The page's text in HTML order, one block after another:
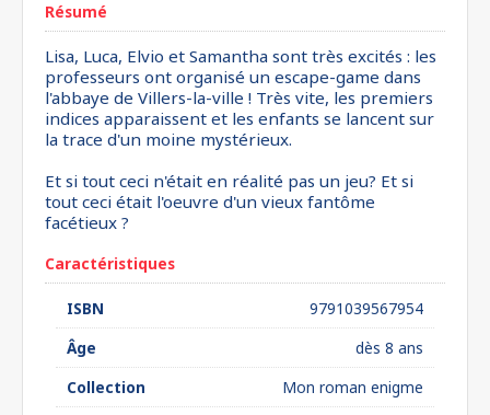
Résumé
Lisa, Luca, Elvio et Samantha sont très excités : les
professeurs ont organisé un escape-game dans
l'abbaye de Villers-la-ville ! Très vite, les premiers
indices apparaissent et les enfants se lancent sur
la trace d'un moine mystérieux.
Et si tout ceci n'était en réalité pas un jeu? Et si
tout ceci était l'oeuvre d'un vieux fantôme
facétieux ?
Caractéristiques
ISBN
9791039567954
Âge
dès 8 ans
Collection
Mon roman enigme